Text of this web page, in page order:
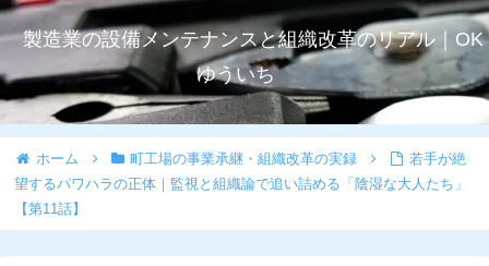
製造業の設備メンテナンスと組織改革のリアル｜OK
ゆういち
ホーム 町工場の事業承継・組織改革の実録
若手が絶
望するパワハラの正体｜監視と組織論で追い詰める「陰湿な大人たち」
【第11話】